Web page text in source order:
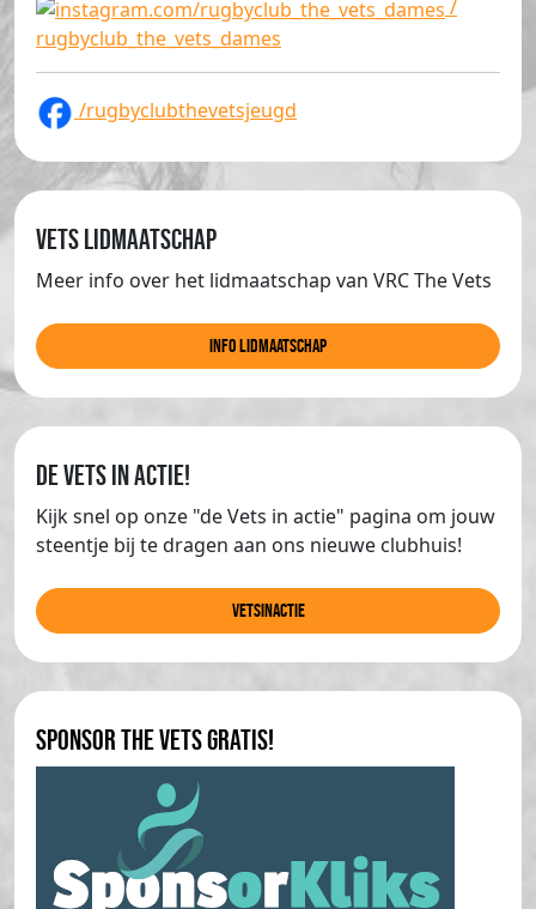
/
rugbyclub_the_vets_dames
/rugbyclubthevetsjeugd
Vets lidmaatschap
Meer info over het lidmaatschap van VRC The Vets
info lidmaatschap
de Vets in actie!
Kijk snel op onze "de Vets in actie" pagina om jouw
steentje bij te dragen aan ons nieuwe clubhuis!
Vetsinactie
Sponsor The Vets gratis!